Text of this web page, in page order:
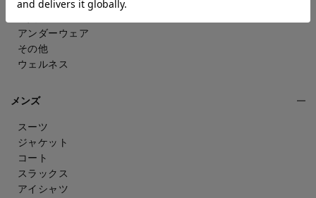
シューズ
アンダーウェア
その他
ウェルネス
メンズ
スーツ
ジャケット
コート
スラックス
アイシャツ